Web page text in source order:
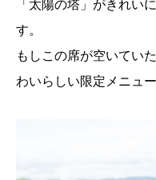
「太陽の塔」がきれい
す。
もしこの席が空いてい
わいらしい限定メニュ